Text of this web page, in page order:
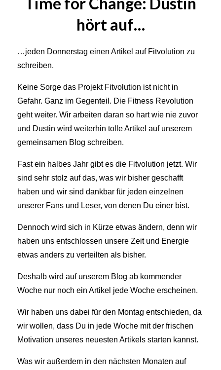
hört auf…
…jeden Donnerstag einen Artikel auf Fitvolution zu
schreiben.
Keine Sorge das Projekt Fitvolution ist nicht in
Gefahr. Ganz im Gegenteil. Die Fitness Revolution
geht weiter. Wir arbeiten daran so hart wie nie zuvor
und Dustin wird weiterhin tolle Artikel auf unserem
gemeinsamen Blog schreiben.
Fast ein halbes Jahr gibt es die Fitvolution jetzt. Wir
sind sehr stolz auf das, was wir bisher geschafft
haben und wir sind dankbar für jeden einzelnen
unserer Fans und Leser, von denen Du einer bist.
Dennoch wird sich in Kürze etwas ändern, denn wir
haben uns entschlossen unsere Zeit und Energie
etwas anders zu verteilten als bisher.
Deshalb wird auf unserem Blog ab kommender
Woche nur noch ein Artikel jede Woche erscheinen.
Wir haben uns dabei für den Montag entschieden, da
wir wollen, dass Du in jede Woche mit der frischen
Motivation unseres neuesten Artikels starten kannst.
Was wir außerdem in den nächsten Monaten auf